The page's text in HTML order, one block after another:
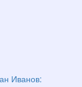
Иванов: